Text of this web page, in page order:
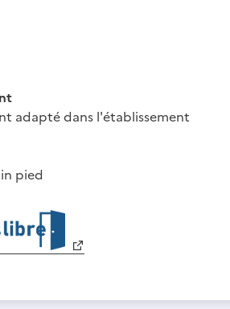
adapté dans l'établissement
pied